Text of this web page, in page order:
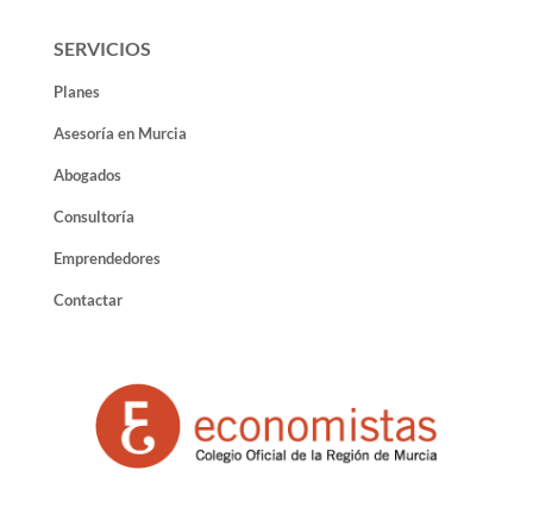
SERVICIOS
Planes
Asesoría en Murcia
Abogados
Consultoría
Emprendedores
Contactar